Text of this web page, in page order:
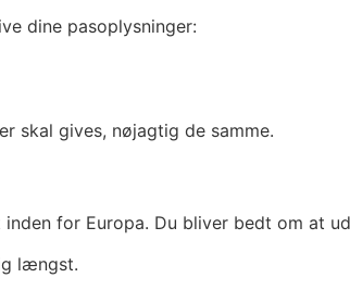
dine pasoplysninger:
skal gives, nøjagtig de samme.
for Europa. Du bliver bedt om at
længst.